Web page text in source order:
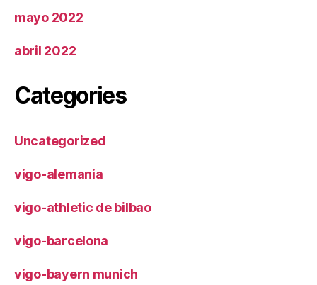
mayo 2022
abril 2022
Categories
Uncategorized
vigo-alemania
vigo-athletic de bilbao
vigo-barcelona
vigo-bayern munich